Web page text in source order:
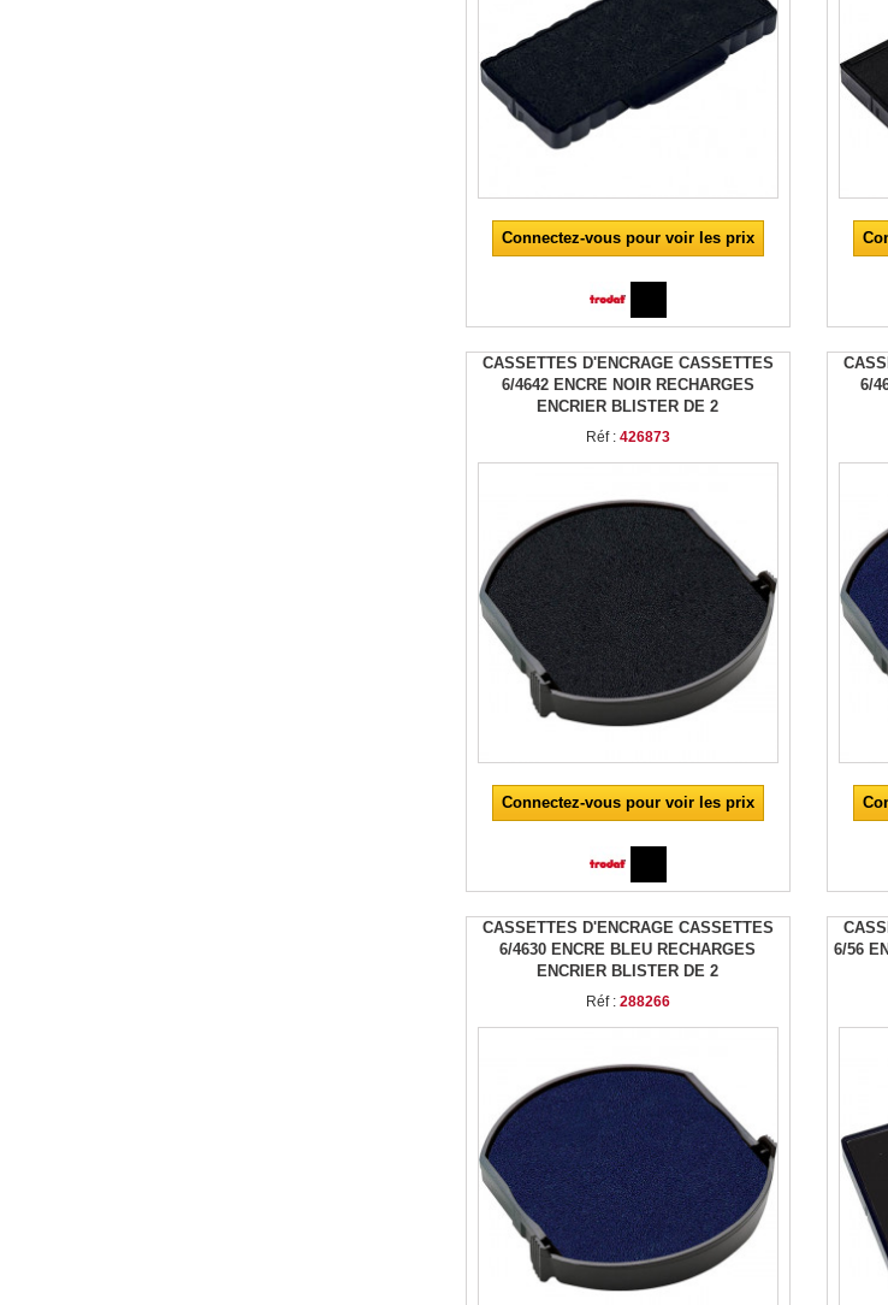
Connectez-vous pour voir les prix
CASSETTES D'ENCRAGE CASSETTES
6/4642 ENCRE NOIR RECHARGES
ENCRIER BLISTER DE 2
Réf : 426873
Connectez-vous pour voir les prix
6/
CASSETTES D'ENCRAGE CASSETTES
6/4630 ENCRE BLEU RECHARGES
ENCRIER BLISTER DE 2
Réf : 288266
6/56